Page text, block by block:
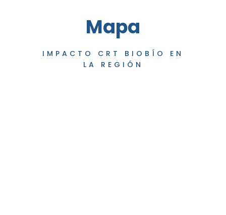
Mapa
IMPACTO CRT BIOBÍO EN
LA REGIÓN